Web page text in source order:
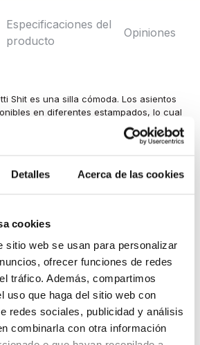
Detalles Acerca de las cookies
cookies
sitio web se usan para personalizar
ofrecer funciones de redes
tráfico. Además, compartimos
uso que haga del sitio web con
redes sociales, publicidad y análisis
combinarla con otra información
Especificaciones del
producto
Opiniones
Shit es una silla cómoda. Los asientos
en diferentes estampados, lo cual
y combinar. Tamaño 60x50cm, altura
metal, poliuretano
DEL
16037
16037